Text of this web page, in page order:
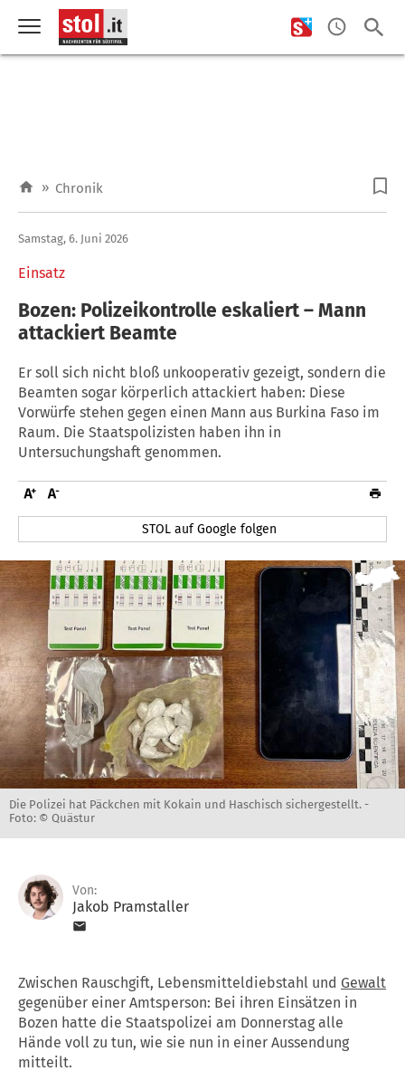
» Chronik
Einsatz
Samstag, 6. Juni 2026
Bozen: Polizeikontrolle eskaliert – Mann
attackiert Beamte
Er soll sich nicht bloß unkooperativ gezeigt, sondern die
Beamten sogar körperlich attackiert haben: Diese
Vorwürfe stehen gegen einen Mann aus Burkina Faso im
Raum. Die Staatspolizisten haben ihn in
Untersuchungshaft genommen.
STOL auf Google folgen
Die Polizei hat Päckchen mit Kokain und Haschisch sichergestellt. -
Foto: © Quästur
Von:
Jakob Pramstaller
Zwischen Rauschgift, Lebensmitteldiebstahl und Gewalt
gegenüber einer Amtsperson: Bei ihren Einsätzen in
Bozen hatte die Staatspolizei am Donnerstag alle
Hände voll zu tun, wie sie nun in einer Aussendung
mitteilt.